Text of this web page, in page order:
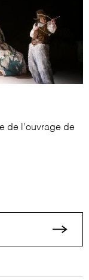
de l’ouvrage de